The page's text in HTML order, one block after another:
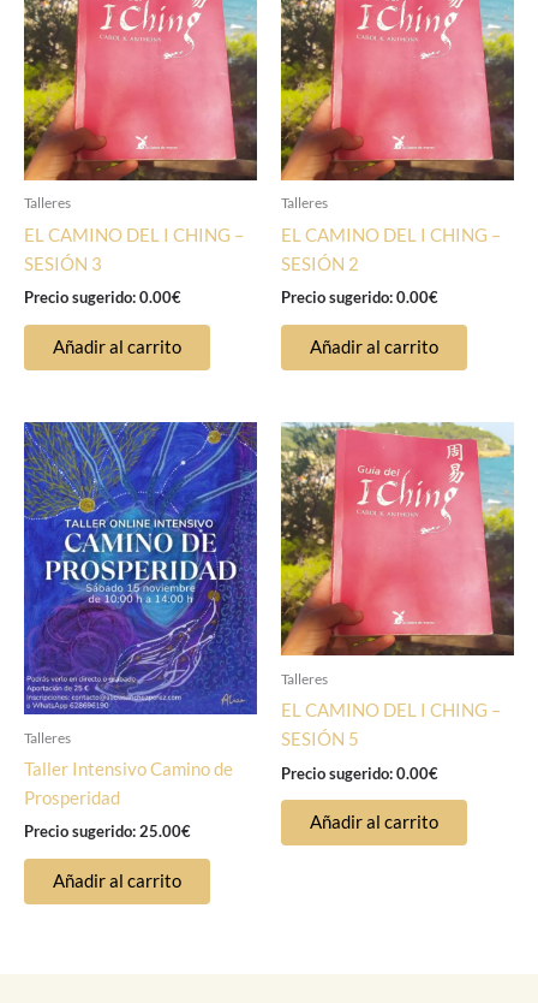
Talleres
EL CAMINO DEL I CHING –
SESIÓN 3
Precio sugerido:0.00€
Añadir al carrito
Talleres
EL CAMINO DEL I CHING –
SESIÓN 2
Precio sugerido:0.00€
Añadir al carrito
Talleres
Taller Intensivo Camino de
Prosperidad
Precio sugerido:25.00€
Añadir al carrito
Talleres
EL CAMINO DEL I CHING –
SESIÓN 5
Precio sugerido:0.00€
Añadir al carrito